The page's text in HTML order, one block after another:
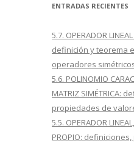
ENTRADAS RECIENTES
5.7. OPERADOR
definición y teorema
operadores
5.6. POLINOMIO
MATRIZ SIMÉTRICA:
propiedades de
5.5. OPERADOR
PROPIO: